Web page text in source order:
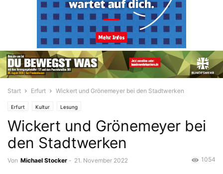
Start Erfurt Wickert und Grönemeyer bei den Stadtwerken
Erfurt Kultur Lesung
Wickert und Grönemeyer bei
den Stadtwerken
Von Michael Stocker - 21. November 2022 1054